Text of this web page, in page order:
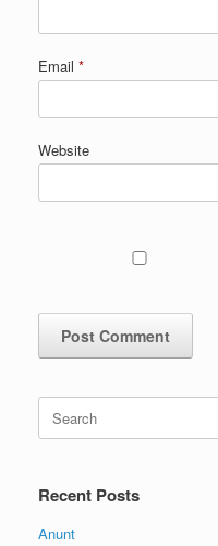
Email *
Website
for:
Recent Posts
Anunt